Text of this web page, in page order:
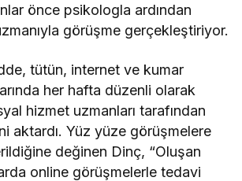
önce psikologla ardından
görüşme gerçekleştiriyor.
tütün, internet ve kumar
her hafta düzenli olarak
hizmet uzmanları tarafından
aktardı. Yüz yüze görüşmelere
değinen Dinç, “Oluşan
online görüşmelerle tedavi